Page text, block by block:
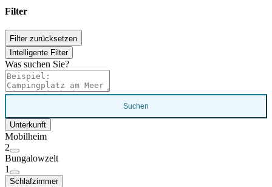
Filter
Filter zurücksetzen
Intelligente Filter
Was suchen Sie?
Suchen
Unterkunft
Mobilheim
2
Bungalowzelt
1
Schlafzimmer